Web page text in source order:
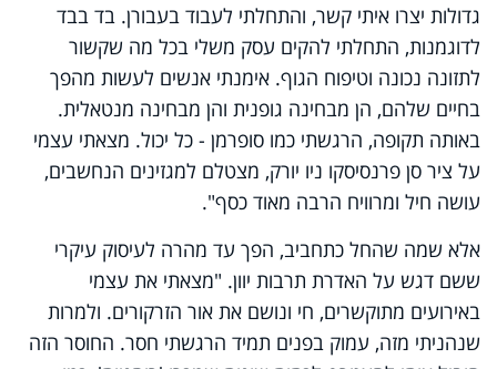
גדולות יצרו איתי קשר, והתחלתי לעבוד בעבורן. בד בבד
לדוגמנות, התחלתי להקים עסק משלי בכל מה שקשור
לתזונה נכונה וטיפוח הגוף. אימנתי אנשים לעשות מהפך
בחיים שלהם, הן מבחינה גופנית והן מבחינה מנטאלית.
באותה תקופה, הרגשתי כמו סופרמן - כל יכול. מצאתי עצמי
על ציר סן פרנסיסקו ניו יורק, מצטלם למגזינים הנחשבים,
עושה חיל ומרוויח הרבה מאוד כסף".
אלא שמה שהחל כתחביב, הפך עד מהרה לעיסוק עיקרי
ששם דגש על האדרת תרבות יוון. "מצאתי את עצמי
באירועים מתוקשרים, חי ונושם את אור הזרקורים. ולמרות
שנהניתי מזה, עמוק בפנים תמיד הרגשתי חסר. החוסר הזה